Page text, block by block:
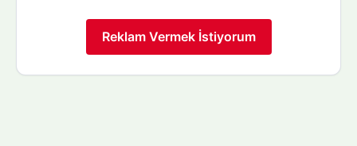
Reklam Vermek İstiyorum